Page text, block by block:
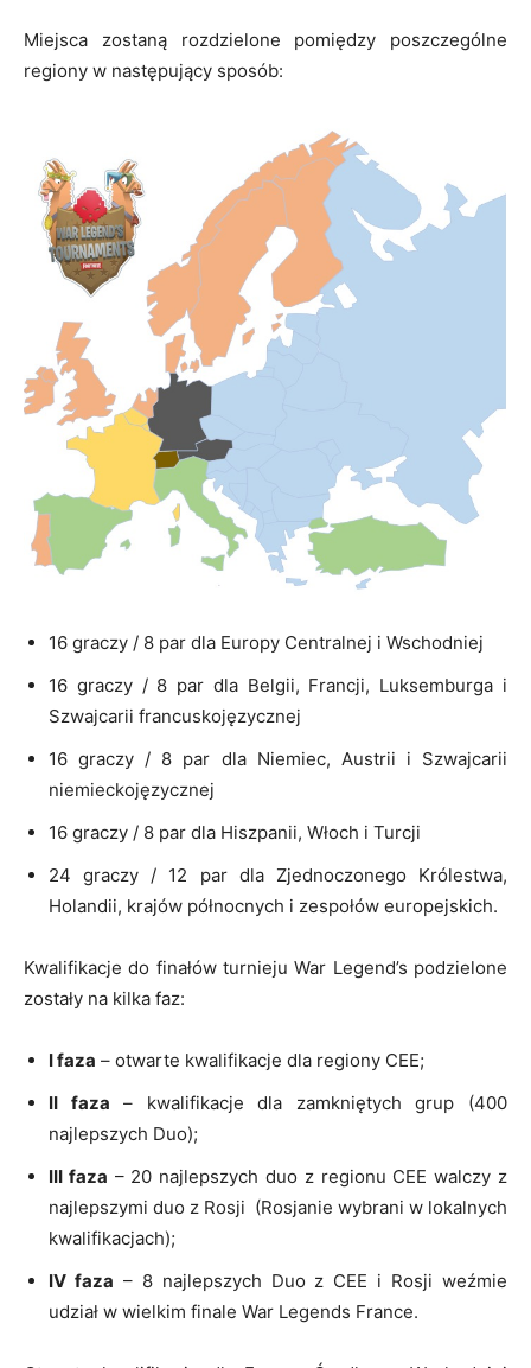
Miejsca zostaną rozdzielone pomiędzy poszczególne
regiony w następujący sposób:
16 graczy / 8 par dla Europy Centralnej i Wschodniej
16 graczy / 8 par dla Belgii, Francji, Luksemburga i
Szwajcarii francuskojęzycznej
16 graczy / 8 par dla Niemiec, Austrii i Szwajcarii
niemieckojęzycznej
16 graczy / 8 par dla Hiszpanii, Włoch i Turcji
24 graczy / 12 par dla Zjednoczonego Królestwa,
Holandii, krajów północnych i zespołów europejskich.
Kwalifikacje do finałów turnieju War Legend’s podzielone
zostały na kilka faz:
I faza – otwarte kwalifikacje dla regiony CEE;
II faza – kwalifikacje dla zamkniętych grup (400
najlepszych Duo);
III faza – 20 najlepszych duo z regionu CEE walczy z
najlepszymi duo z Rosji (Rosjanie wybrani w lokalnych
kwalifikacjach);
IV faza – 8 najlepszych Duo z CEE i Rosji weźmie
udział w wielkim finale War Legends France.